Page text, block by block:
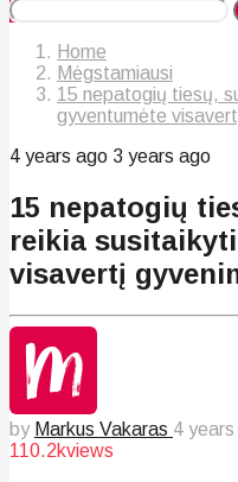
Home
Mėgstamiausi
15 nepatogių tiesų,
gyventumėte
4 years ago 3 years ago
15 nepatogių
reikia
visavertį
by Markus Vakaras 4 years
110.2kviews